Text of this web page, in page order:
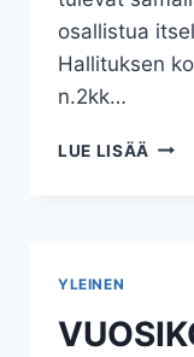
osallistua
Hallituksen
n.2kk…
LUE LISÄÄ
YLEINEN